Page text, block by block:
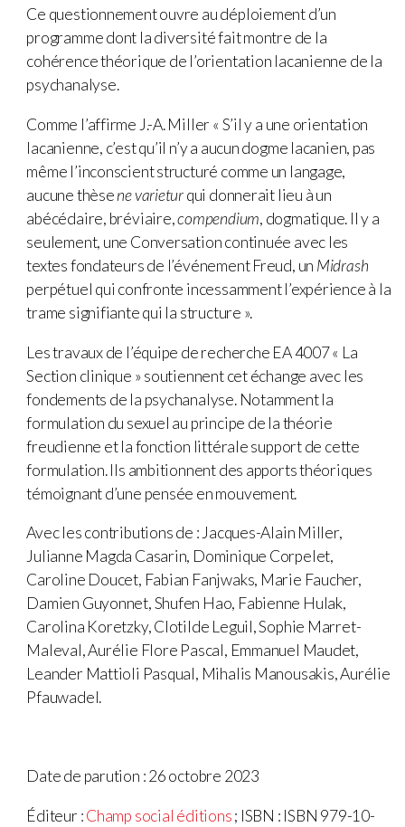
Ce questionnement ouvre au déploiement d’un
programme dont la diversité fait montre de la
cohérence théorique de l’orientation lacanienne de la
psychanalyse.
Comme l’affirme J.-A. Miller « S’il y a une orientation
lacanienne, c’est qu’il n’y a aucun dogme lacanien, pas
même l’inconscient structuré comme un langage,
aucune thèsene varieturqui donnerait lieu à un
abécédaire, bréviaire,compendium, dogmatique. Il y a
seulement, une Conversation continuée avec les
textes fondateurs de l’événement Freud, un Midrash
perpétuel qui confronte incessamment l’expérience à la
trame signifiante qui la structure ».
Les travaux de l’équipe de recherche EA 4007 « La
Section clinique » soutiennent cet échange avec les
fondements de la psychanalyse. Notamment la
formulation du sexuel au principe de la théorie
freudienne et la fonction littérale support de cette
formulation. Ils ambitionnent des apports théoriques
témoignant d’une pensée en mouvement.
Avec les contributions de : Jacques-Alain Miller,
Julianne Magda Casarin, Dominique Corpelet,
Caroline Doucet, Fabian Fanjwaks, Marie Faucher,
Damien Guyonnet, Shufen Hao, Fabienne Hulak,
Carolina Koretzky, Clotilde Leguil, Sophie Marret-
Maleval, Aurélie Flore Pascal, Emmanuel Maudet,
Leander Mattioli Pasqual, Mihalis Manousakis, Aurélie
Pfauwadel.
Date de parution : 26 octobre 2023
Éditeur :Champ social éditions; ISBN : ISBN 979-10-